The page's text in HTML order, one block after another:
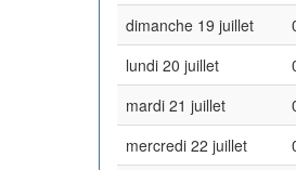
dimanche 19 juillet
lundi 20 juillet
mardi 21 juillet
mercredi 22 juillet